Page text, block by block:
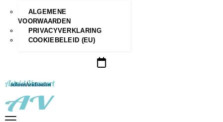
ALGEMENE
VOORWAARDEN
PRIVACYVERKLARING
COOKIEBELEID (EU)